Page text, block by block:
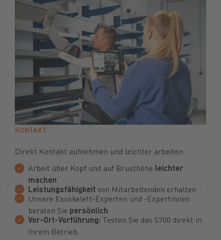
KONTAKT
Direkt Kontakt aufnehmen und leichter arbeiten
Arbeit über Kopf und auf Brusthöhe leichter
machen
Leistungsfähigkeit von Mitarbeitenden erhalten
Unsere Exoskelett-Experten und -Expertinnen
beraten Sie persönlich
Vor-Ort-Vorführung: Testen Sie das S700 direkt in
Ihrem Betrieb.